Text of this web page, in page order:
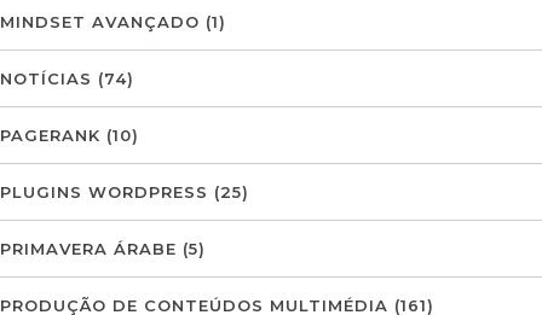
MINDSET AVANÇADO (1)
NOTÍCIAS (74)
PAGERANK (10)
PLUGINS WORDPRESS (25)
PRIMAVERA ÁRABE (5)
PRODUÇÃO DE CONTEÚDOS MULTIMÉDIA (161)